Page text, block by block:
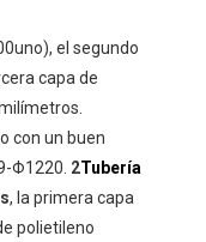
el segundo
capa de
con un buen
Φ1220. 2Tubería
, la primera capa
polietileno